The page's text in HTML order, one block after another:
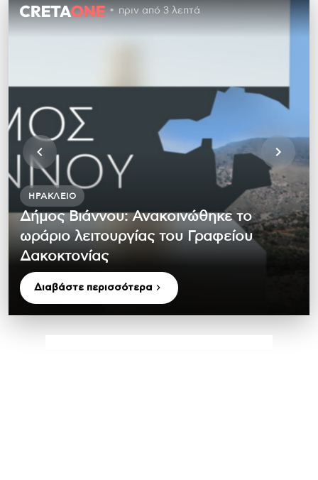
πριν από 3 λεπτά
ΗΡΆΚΛΕΙΟ
Δήμος Βιάννου: Ανακοινώθηκε το
ωράριο λειτουργίας του Γραφείου
Δακοκτονίας
Διαβάστε περισσότερα